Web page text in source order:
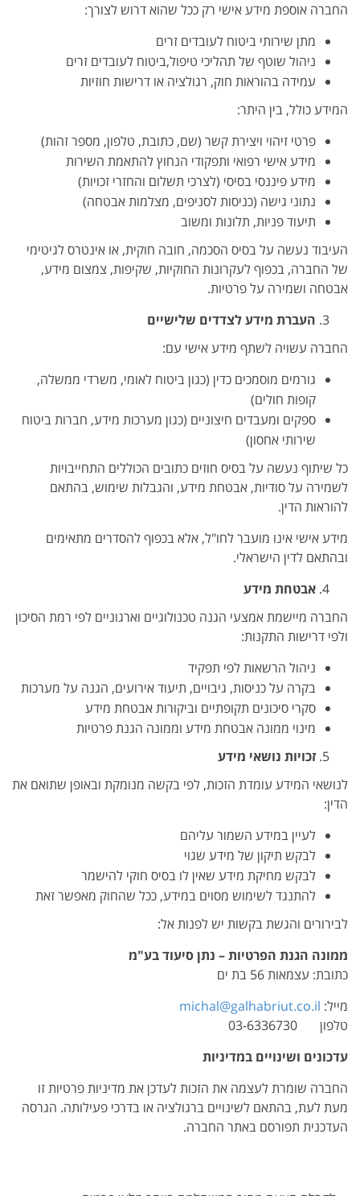
החברה אוספת מידע אישי רק ככל שהוא דרוש לצורך:
מתן שירותי ביטוח לעובדים זרים
ניהול שוטף של תהליכי טיפול,ביטוח לעובדים זרים
עמידה בהוראות חוק, רגולציה או דרישות חוזיות
המידע כולל, בין היתר:
פרטי זיהוי ויצירת קשר (שם, כתובת, טלפון, מספר זהות)
מידע אישי רפואי ותפקודי הנחוץ להתאמת השירות
מידע פיננסי בסיסי (לצרכי תשלום והחזרי זכויות)
נתוני גישה (כניסות לסניפים, מצלמות אבטחה)
תיעוד פניות, תלונות ומשוב
העיבוד נעשה על בסיס הסכמה, חובה חוקית, או אינטרס לגיטימי
של החברה, בכפוף לעקרונות החוקיות, שקיפות, צמצום מידע,
אבטחה ושמירה על פרטיות.
העברת מידע לצדדים שלישיים
החברה עשויה לשתף מידע אישי עם:
גורמים מוסמכים כדין (כגון ביטוח לאומי, משרדי ממשלה,
קופות חולים)
ספקים ומעבדים חיצוניים (כגון מערכות מידע, חברות ביטוח
שירותי אחסון)
כל שיתוף נעשה על בסיס חוזים כתובים הכוללים התחייבויות
לשמירה על סודיות, אבטחת מידע, והגבלות שימוש, בהתאם
להוראות הדין.
מידע אישי אינו מועבר לחו"ל, אלא בכפוף להסדרים מתאימים
ובהתאם לדין הישראלי.
אבטחת מידע
החברה מיישמת אמצעי הגנה טכנולוגיים וארגוניים לפי רמת הסיכון
ולפי דרישות התקנות:
ניהול הרשאות לפי תפקיד
בקרה על כניסות, גיבויים, תיעוד אירועים, הגנה על מערכות
סקרי סיכונים תקופתיים וביקורות אבטחת מידע
מינוי ממונה אבטחת מידע וממונה הגנת פרטיות
זכויות נושאי מידע
לנושאי המידע עומדת הזכות, לפי בקשה מנומקת ובאופן שתואם את
הדין:
לעיין במידע השמור עליהם
לבקש תיקון של מידע שגוי
לבקש מחיקת מידע שאין לו בסיס חוקי להישמר
להתנגד לשימוש מסוים במידע, ככל שהחוק מאפשר זאת
לבירורים והגשת בקשות יש לפנות אל:
ממונה הגנת הפרטיות – נתן סיעוד בע"מ
כתובת: עצמאות 56 בת ים
מייל: michal@galhabriut.co.il
טלפון
03-6336730
עדכונים ושינויים במדיניות
החברה שומרת לעצמה את הזכות לעדכן את מדיניות פרטיות זו
מעת לעת, בהתאם לשינויים ברגולציה או בדרכי פעילותה. הגרסה
העדכנית תפורסם באתר החברה.